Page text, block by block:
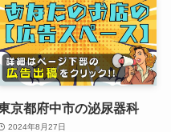
京都府中市の泌尿器科
2024年8月27日